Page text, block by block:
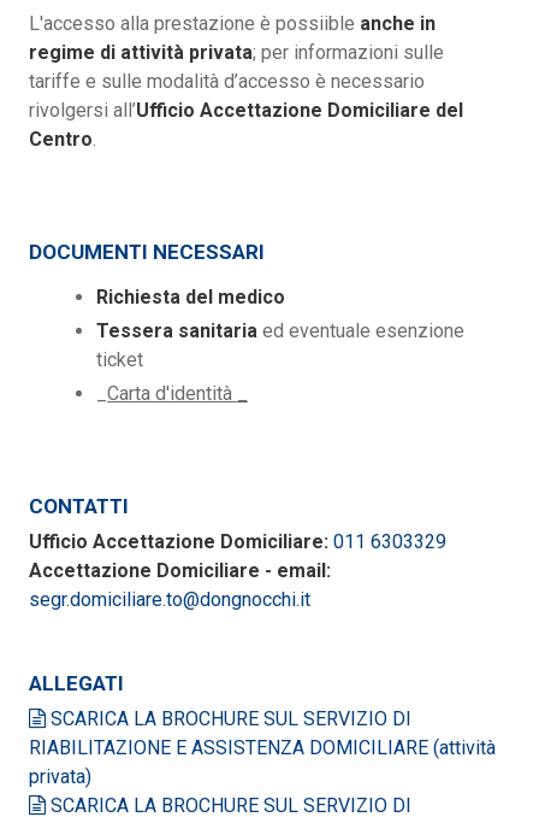
L'accesso alla prestazione è possiible anche in
regime di attività privata; per informazioni sulle
tariffe e sulle modalità d’accesso è necessario
rivolgersi all’Ufficio Accettazione Domiciliare del
Centro
DOCUMENTI NECESSARI
Richiesta del medico
Tessera sanitaria ed eventuale esenzione
ticket
Carta d'identità _
CONTATTI
Ufficio Accettazione Domiciliare: 011 6303329
Accettazione Domiciliare - email:
segr.domiciliare.to@dongnocchi.it
ALLEGATI
SCARICA LA BROCHURE SUL SERVIZIO DI
RIABILITAZIONE E ASSISTENZA DOMICILIARE (attività
privata)
SCARICA LA BROCHURE SUL SERVIZIO DI